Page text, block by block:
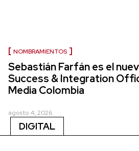
NOMBRAMIENTOS
Sebastián Farfán es el
Success & Integration
Media Colombia
agosto 4, 2026
DIGITAL